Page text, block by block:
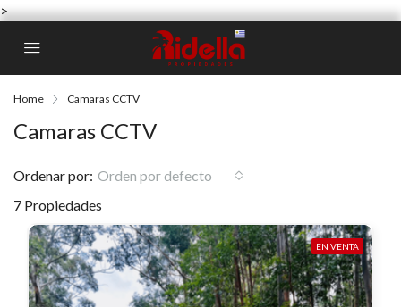
>
Home Camaras CCTV
Camaras CCTV
7 Propiedades
Ordenar por: Orden por defecto
EN VENTA